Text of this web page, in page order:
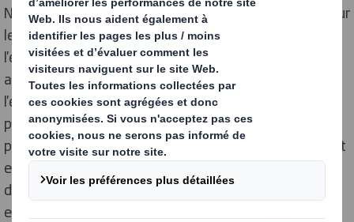
Nos activités envoient des rapports mensuellement sur
leurs performances en matière de sécurité et
l'ensemble des accidents font l'objet d'une enquête
approfondie dont les conclusions sont partagées à
l'ensemble du groupe. Nos divisions analysent leur
progré par le biais de KPI's actifs (Indicateur clé de
performance), mais aussi par leurs programmes d'audit
et d'autres KPI proactifs tels que la sécurité
d'observation, le signalement des presques accidents,
etc.